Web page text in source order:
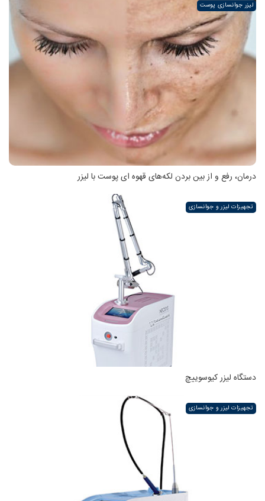
لیزر جوانسازی پوست
درمان، رفع و از بین بردن لکه‌های قهوه ای پوست با لیزر
تجهیزات لیزر و جوانسازی
دستگاه لیزر کیوسوییچ
تجهیزات لیزر و جوانسازی